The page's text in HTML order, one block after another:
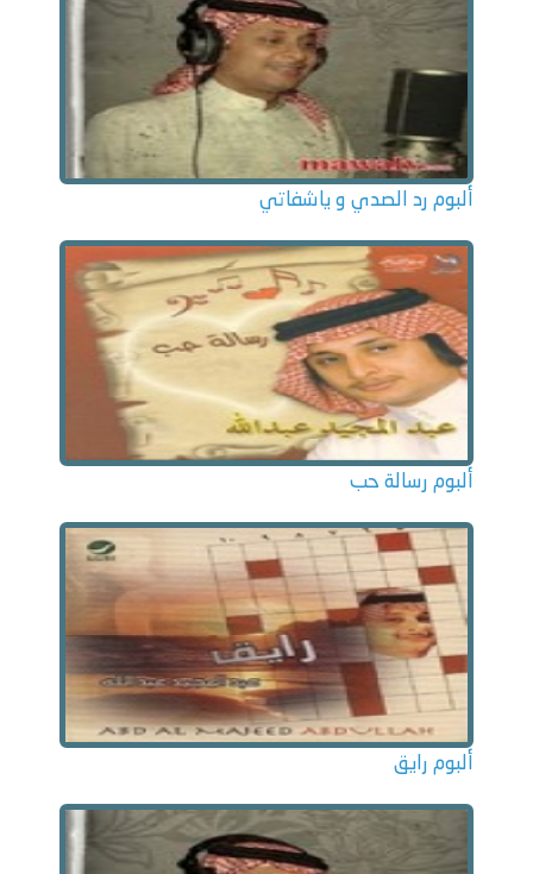
ألبوم رد الصدي و ياشفاتي
ألبوم رسالة حب
ألبوم رايق